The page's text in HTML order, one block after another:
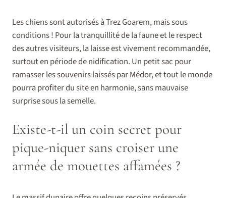
Les chiens sont autorisés à Trez Goarem, mais sous
conditions ! Pour la tranquillité de la faune et le respect
des autres visiteurs, la laisse est vivement recommandée,
surtout en période de nidification. Un petit sac pour
ramasser les souvenirs laissés par Médor, et tout le monde
pourra profiter du site en harmonie, sans mauvaise
surprise sous la semelle.
Existe-t-il un coin secret pour
pique-niquer sans croiser une
armée de mouettes affamées ?